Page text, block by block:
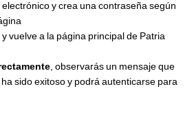
y crea una contraseña según
vuelve a la página principal de Patria
, observarás un mensaje que
sido exitoso y podrá autenticarse para